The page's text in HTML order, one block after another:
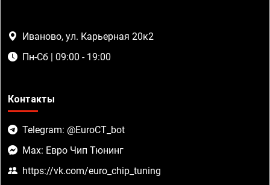
Иваново, ул. Карьерная 20к2
Пн-Сб | 09:00 - 19:00
Контакты
Telegram: @EuroCT_bot
Max: Евро Чип Тюнинг
https://vk.com/euro_chip_tuning